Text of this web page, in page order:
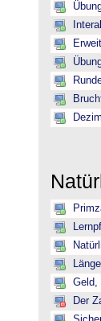
Geld,
Der